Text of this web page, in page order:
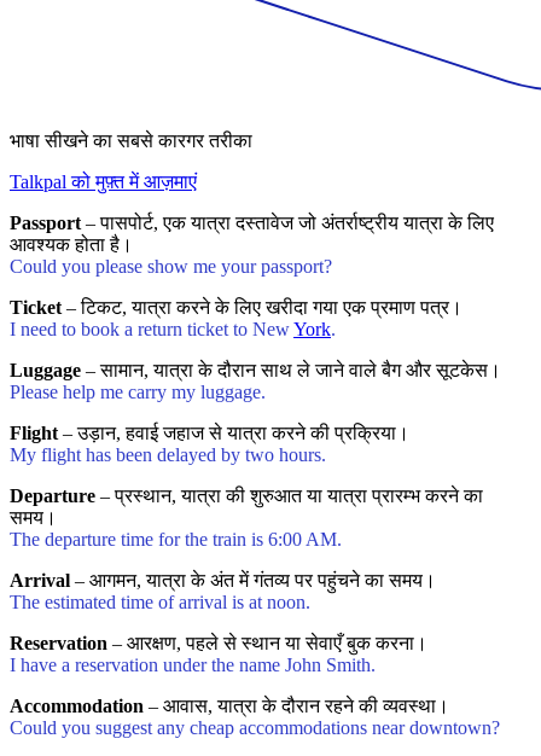
भाषा सीखने का सबसे कारगर तरीका
Talkpal को मुफ़्त में आज़माएं
Passport – पासपोर्ट, एक यात्रा दस्तावेज जो अंतर्राष्ट्रीय यात्रा के लिए
आवश्यक होता है।
Could you please show me your passport?
Ticket – टिकट, यात्रा करने के लिए खरीदा गया एक प्रमाण पत्र।
I need to book a return ticket to NewYork.
Luggage – सामान, यात्रा के दौरान साथ ले जाने वाले बैग और सूटकेस।
Please help me carry my luggage.
Flight – उड़ान, हवाई जहाज से यात्रा करने की प्रक्रिया।
My flight has been delayed by two hours.
Departure – प्रस्थान, यात्रा की शुरुआत या यात्रा प्रारम्भ करने का
समय।
The departure time for the train is 6:00 AM.
Arrival – आगमन, यात्रा के अंत में गंतव्य पर पहुंचने का समय।
The estimated time of arrival is at noon.
Reservation – आरक्षण, पहले से स्थान या सेवाएँ बुक करना।
I have a reservation under the name John Smith.
Accommodation – आवास, यात्रा के दौरान रहने की व्यवस्था।
Could you suggest any cheap accommodations near downtown?